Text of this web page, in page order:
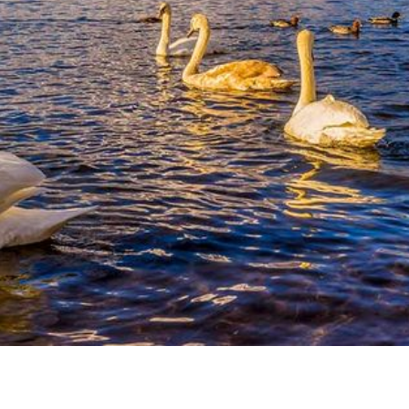
granieten aanrechtbladen en vloeren. Ik herinner ze nog in
het ouderlijk huis aan de Oude Rijn, nadat mijn vader het
schip verkocht had. Ik kon mijn ogen er nauwelijks vanaf
houden
! Nu begrijp ik waarom, want mijn Oude LeMUria
Bewustzijn herkende dit natuurlijk en was me al aan het
voorbereiden op waar ik tijdens onze Holy Grail
Activatiereis eindelijk mee oog in oog zal komen te staan
op Iona.
Onderdruk hebben alle gesteentes een enorme
verandering ondergaan en een lange weg aangelegd, niet
alleen omhoog en omlaag door de kokendhete lagen van
Moeder Aarde, maar ook slijpend en schurend over haar
oppervlakte wat duidelijk te zien is aan de griffels en
richels in de rotsen en bodem, welke volgens het boek in
Wales en Engeland in Schotland anders er uit is gaan zien
doordat het een geheel eigen weg heeft afgelegd, want
deze delen van Brittannia behoorden tussen 550 en 300